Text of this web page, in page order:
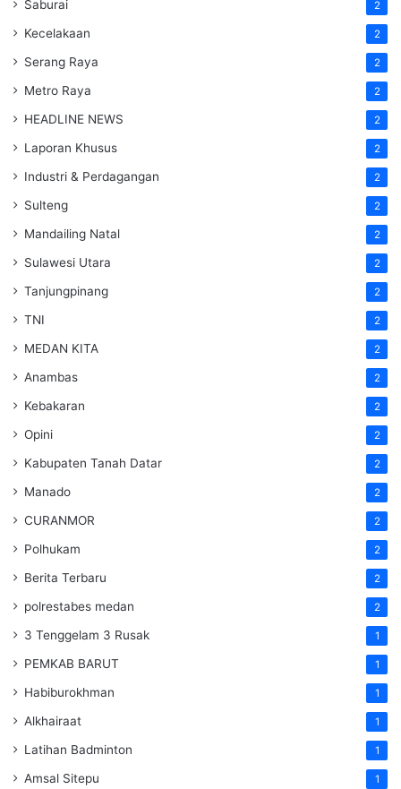
Saburai 2
Kecelakaan 2
Serang Raya 2
Metro Raya 2
HEADLINE NEWS 2
Laporan Khusus 2
Industri & Perdagangan 2
Sulteng 2
Mandailing Natal 2
Sulawesi Utara 2
Tanjungpinang 2
TNI 2
MEDAN KITA 2
Anambas 2
Kebakaran 2
Opini 2
Kabupaten Tanah Datar 2
Manado 2
CURANMOR 2
Polhukam 2
Berita Terbaru 2
polrestabes medan 2
3 Tenggelam 3 Rusak 1
PEMKAB BARUT 1
Habiburokhman 1
Alkhairaat 1
Latihan Badminton 1
Amsal Sitepu 1